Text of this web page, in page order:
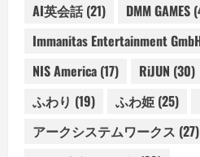
AI英会話(21) DMM GAMES
Immanitas Entertainment
NIS America (17) RiJUN (30)
ふわり (19) ふわ姫 (25)
アークシステムワークス (27)